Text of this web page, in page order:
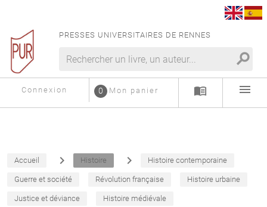
PRESSES UNIVERSITAIRES DE RENNES
search
Connexion Mon panier
0 menu_book menu
Accueil navigate_next Histoire navigate_next Histoire contemporaine
Guerre et société Révolution française Histoire urbaine
Justice et déviance Histoire médiévale